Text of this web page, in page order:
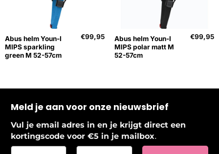
Abus helm Youn-I
MIPS sparkling
green M 52-57cm
€99,95
Abus helm Youn-I
MIPS polar matt M
52-57cm
€99,95
Meld je aan voor onze nieuwsbrief
Vul je email adres in en je krijgt direct een
kortingscode voor €5 in je mailbox.